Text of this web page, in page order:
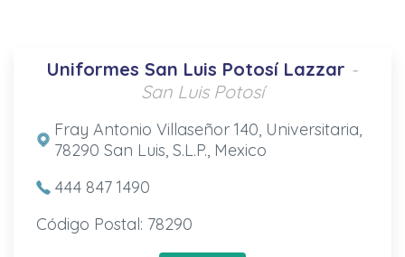
Uniformes San Luis Potosí Lazzar -
San Luis Potosí
Fray Antonio Villaseñor 140, Universitaria,
78290 San Luis, S.L.P., Mexico
444 847 1490
Código Postal: 78290